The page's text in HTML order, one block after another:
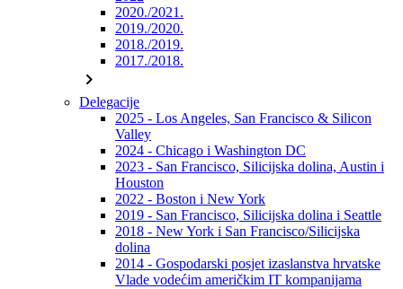
2020./2021.
2019./2020.
2018./2019.
2017./2018.
chevron_right
Delegacije
2025 - Los Angeles, San Francisco & Silicon
Valley
2024 - Chicago i Washington DC
2023 - San Francisco, Silicijska dolina, Austin i
Houston
2022 - Boston i New York
2019 - San Francisco, Silicijska dolina i Seattle
2018 - New York i San Francisco/Silicijska
dolina
2014 - Gospodarski posjet izaslanstva hrvatske
Vlade vodećim američkim IT kompanijama